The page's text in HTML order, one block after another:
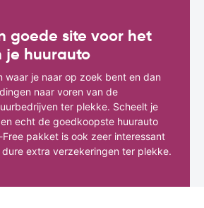
goede site voor het
je huurauto
waar je naar op zoek bent en dan
naar voren van de
ter plekke. Scheelt je
echt de goedkoopste huurauto
pakket is ook zeer interessant
extra verzekeringen ter plekke.